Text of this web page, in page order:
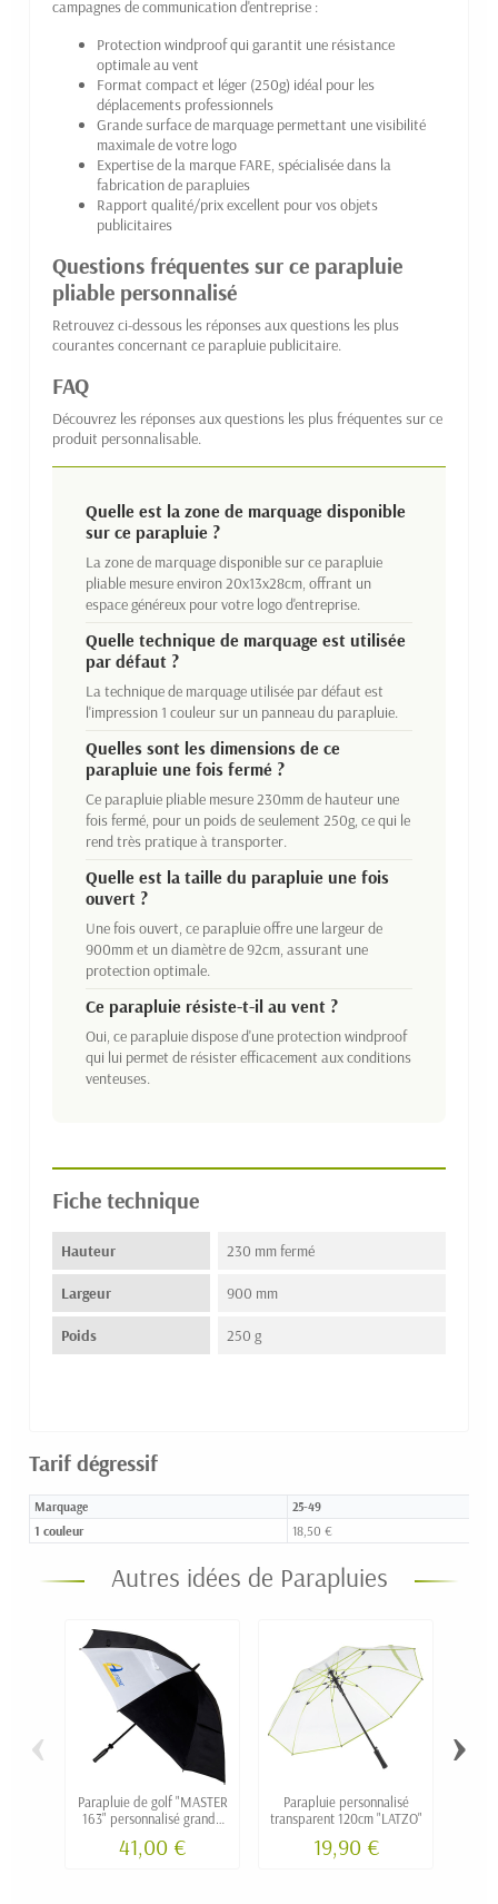
campagnes de communication d'entreprise :
Protection windproof qui garantit une résistance
optimale au vent
Format compact et léger (250g) idéal pour les
déplacements professionnels
Grande surface de marquage permettant une visibilité
maximale de votre logo
Expertise de la marque FARE, spécialisée dans la
fabrication de parapluies
Rapport qualité/prix excellent pour vos objets
publicitaires
Questions fréquentes sur ce parapluie
pliable personnalisé
Retrouvez ci-dessous les réponses aux questions les plus
courantes concernant ce parapluie publicitaire.
FAQ
Découvrez les réponses aux questions les plus fréquentes sur ce
produit personnalisable.
Quelle est la zone de marquage disponible
sur ce parapluie ?
La zone de marquage disponible sur ce parapluie
pliable mesure environ 20x13x28cm, offrant un
espace généreux pour votre logo d'entreprise.
Quelle technique de marquage est utilisée
par défaut ?
La technique de marquage utilisée par défaut est
l'impression 1 couleur sur un panneau du parapluie.
Quelles sont les dimensions de ce
parapluie une fois fermé ?
Ce parapluie pliable mesure 230mm de hauteur une
fois fermé, pour un poids de seulement 250g, ce qui le
rend très pratique à transporter.
Quelle est la taille du parapluie une fois
ouvert ?
Une fois ouvert, ce parapluie offre une largeur de
900mm et un diamètre de 92cm, assurant une
protection optimale.
Ce parapluie résiste-t-il au vent ?
Oui, ce parapluie dispose d'une protection windproof
qui lui permet de résister efficacement aux conditions
venteuses.
Fiche technique
Hauteur 230 mm fermé
Largeur 900 mm
Poids 250 g
Tarif dégressif
Marquage 25-49
1 couleur 18,50 €
Autres idées de Parapluies
Parapluie de golf "MASTER
163" personnalisé grande
41,00 €
Parapluie personnalisé
transparent 120cm "LATZO"
19,90 €
‹ ›